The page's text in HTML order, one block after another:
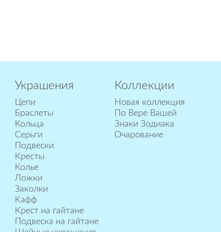
Украшения
Цепи
Браслеты
Кольца
Серьги
Подвески
Кресты
Колье
Ложки
Заколки
Кафф
Крест на гайтане
Подвеска на гайтане
Коллекции
Новая коллекция
По Вере Вашей
Знаки Зодиака
Очарование